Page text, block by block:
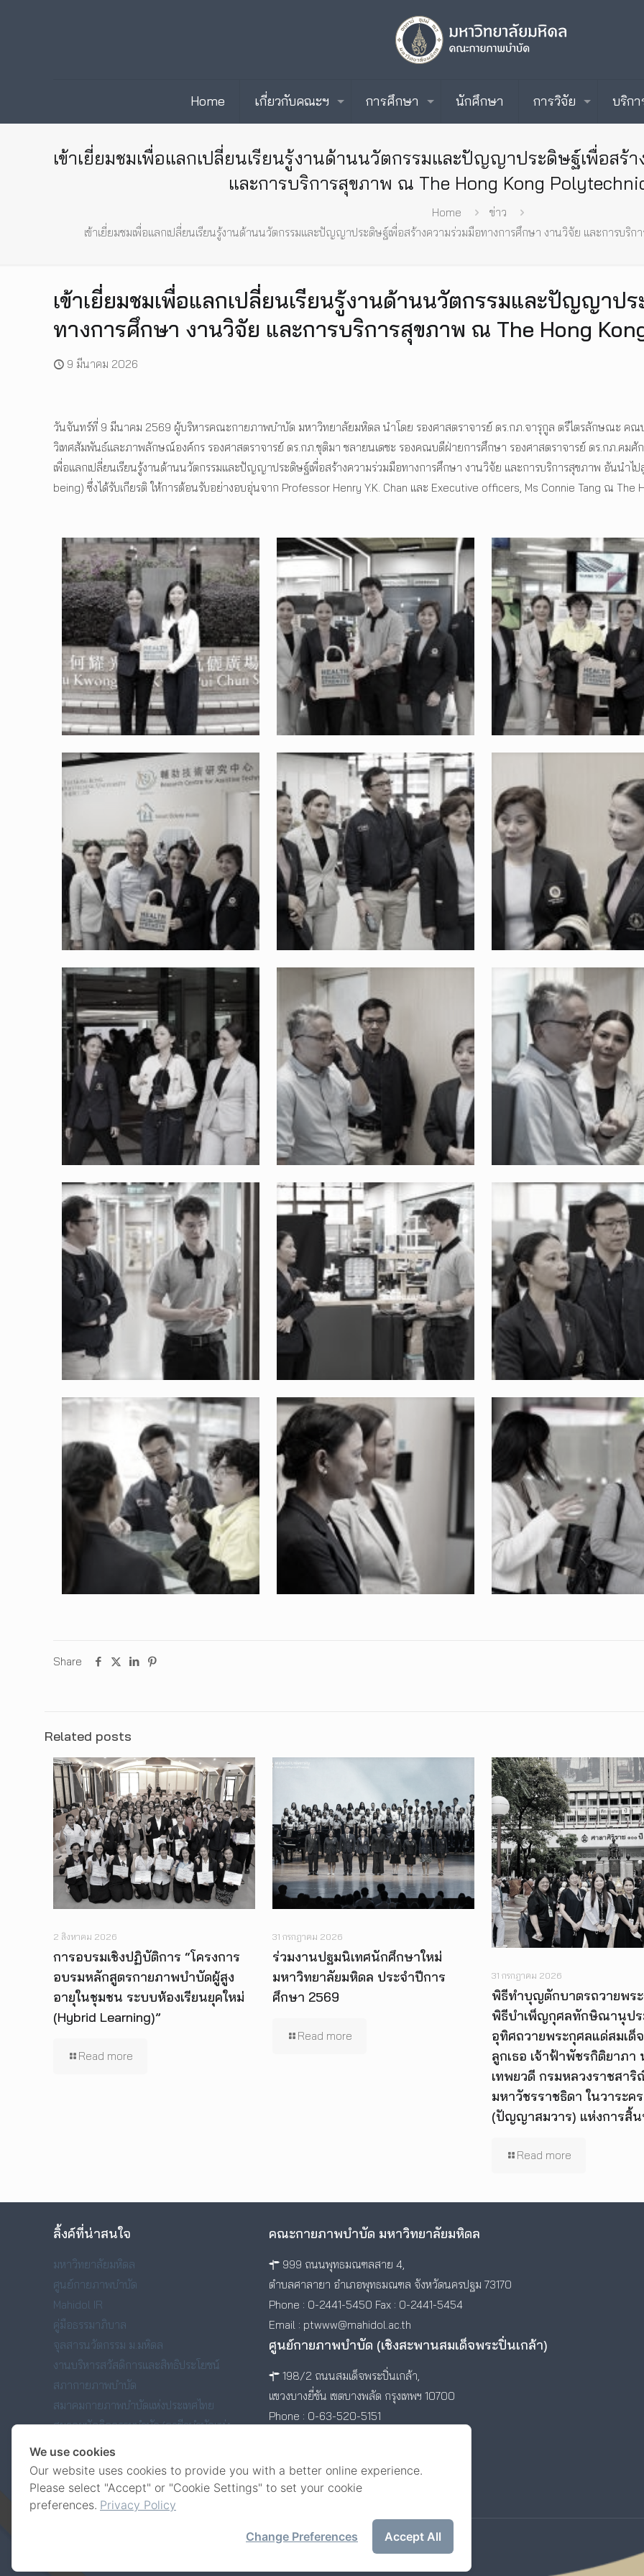
Home เกี่ยวกับคณะฯ การศึกษา นักศึกษา การวิจัย บริกา
เข้าเยี่ยมชมเพื่อแลกเปลี่ยนเรียนรู้งานด้านนวัตกรรมและปัญญาประดิษฐ์เพื่อสร้
และการบริการสุขภาพ ณ The Hong Kong
Home
ข่าว
เข้าเยี่ยมชมเพื่อแลกเปลี่ยนเรียนรู้งานด้านนวัตกรรมและปัญญาประดิษฐ์เพื่อสร้างความร่วมมือทางการศึกษา งานวิจัย และการบ
เข้าเยี่ยมชมเพื่อแลกเปลี่ยนเรียนรู้งานด้านนวัตกรรมและปัญญาป
ทางการศึกษา งานวิจัย และการบริการสุขภาพ ณ The Hong
9 มีนาคม 2026
วันจันทร์ที่ 9 มีนาคม 2569 ผู้บริหารคณะกายภาพบำบัด มหาวิทยาลัยมหิดล นำโดย รองศาสตราจารย์ ดร.กภ.จารุกูล ตรีไตรลักษณะ ค
วิเทศสัมพันธ์และภาพลักษณ์องค์กร รองศาสตราจารย์ ดร.กภ.ชุติมา ชลายนเดชะ รองคณบดีฝ่ายการศึกษา รองศาสตราจารย์ ดร.กภ.คม
เพื่อแลกเปลี่ยนเรียนรู้งานด้านนวัตกรรมและปัญญาประดิษฐ์เพื่อสร้างความร่วมมือทางการศึกษา งานวิจัย และการบริการสุขภาพ อันนำไ
being) ซึ่งได้รับเกียรติ ให้การต้อนรับอย่างอบอุ่นจาก Professor Henry Y.K. Chan และ Executive officers, Ms Connie Tang ณ The
Share
Related posts
2 สิงหาคม 2026
การอบรมเชิงปฏิบัติการ “โครงการ
อบรมหลักสูตรกายภาพบำบัดผู้สูง
อายุในชุมชน ระบบห้องเรียนยุคใหม่
(Hybrid Learning)”
Read more
31 กรกฎาคม 2026
ร่วมงานปฐมนิเทศนักศึกษาใหม่
มหาวิทยาลัยมหิดล ประจำปีการ
ศึกษา 2569
Read more
31 กรกฎาคม 2026
พิธีทำบุญตักบาตรถวายพร
พิธีบำเพ็ญกุศลทักษิณานุป
อุทิศถวายพระกุศลแด่สมเด็
ลูกเธอ เจ้าฟ้าพัชรกิติยาภา
เทพยวดี กรมหลวงราชสา
มหาวัชรราชธิดา ในวาระค
(ปัญญาสมวาร) แห่งการสิ้
Read more
ลิ้งค์ที่น่าสนใจ
มหาวิทยาลัยมหิดล
ศูนย์กายภาพบำบัด
Mahidol IR
คู่มือธรรมาภิบาล
จุลสารนวัตกรรม ม.มหิดล
งานบริหารสวัสดิการและสิทธิประโยชน์
สภากายภาพบำบัด
สมาคมกายภาพบำบัดแห่งประเทศไทย
สมาคมนักกิจกรรมบำบัด/อาชีวบำบัดแห่ง
ประเทศไทย
สมาคมศิษย์เก่าคณะกายภาพบำบัด มหาวิทยาลัย
มหิดล
คณะกายภาพบำบัด มหาวิทยาลัยมหิดล
999 ถนนพุทธมณฑลสาย 4,
ตำบลศาลายา อำเภอพุทธมณฑล จังหวัดนครปฐม 73170
Phone : 0-2441-5450 Fax : 0-2441-5454
Email : ptwww@mahidol.ac.th
ศูนย์กายภาพบำบัด (เชิงสะพานสมเด็จพระปิ่นเกล้า)
198/2 ถนนสมเด็จพระปิ่นเกล้า,
แขวงบางยี่ขัน เขตบางพลัด กรุงเทพฯ 10700
Phone : 0-63-520-5151
We use cookies
Our website uses cookies to provide you with a better online experience.
Please select "Accept" or "Cookie Settings" to set your cookie
preferences. Privacy Policy
Accept All
Change Preferences